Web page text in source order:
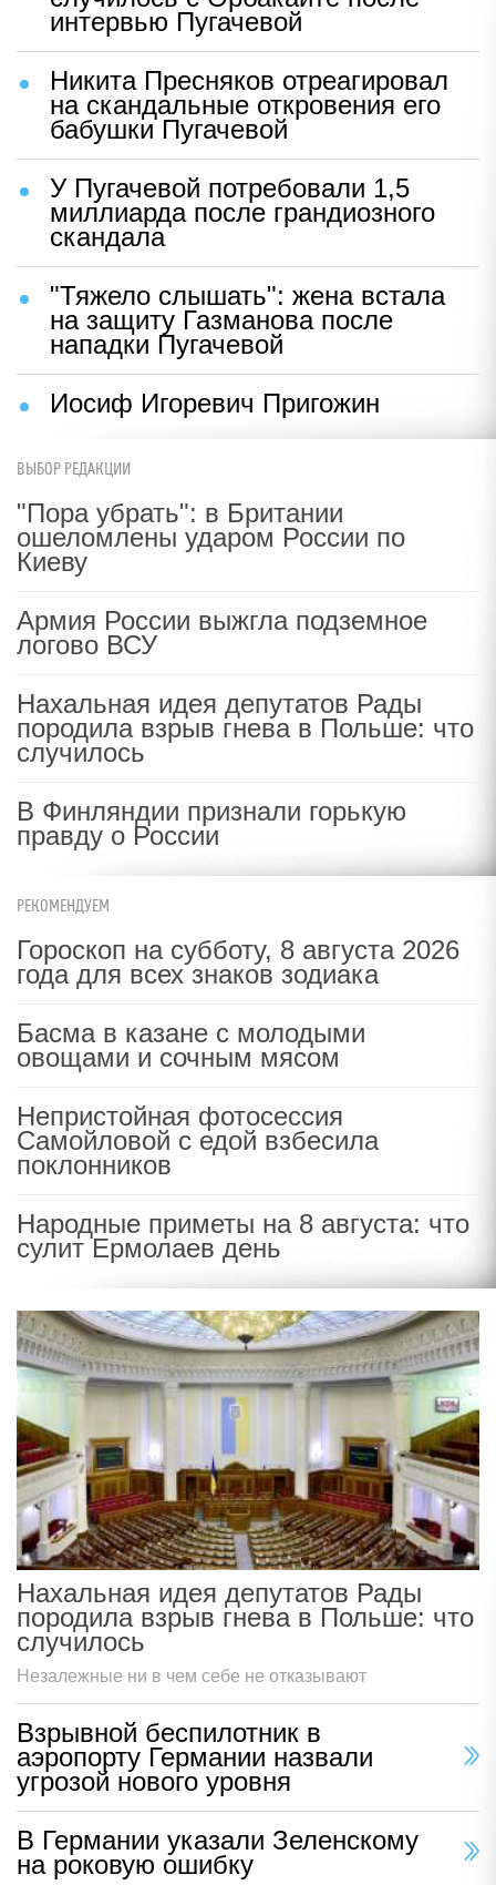
интервью Пугачевой
Никита Пресняков отреагировал
на скандальные откровения его
бабушки Пугачевой
У Пугачевой потребовали 1,5
миллиарда после грандиозного
скандала
"Тяжело слышать": жена встала
на защиту Газманова после
нападки Пугачевой
Иосиф Игоревич Пригожин
ВЫБОР РЕДАКЦИИ
"Пора убрать": в Британии
ошеломлены ударом России по
Киеву
Армия России выжгла подземное
логово ВСУ
Нахальная идея депутатов Рады
породила взрыв гнева в Польше: что
случилось
В Финляндии признали горькую
правду о России
РЕКОМЕНДУЕМ
Гороскоп на субботу, 8 августа 2026
года для всех знаков зодиака
Басма в казане с молодыми
овощами и сочным мясом
Непристойная фотосессия
Самойловой с едой взбесила
поклонников
Народные приметы на 8 августа: что
сулит Ермолаев день
Нахальная идея депутатов Рады
породила взрыв гнева в Польше: что
случилось
Незалежные ни в чем себе не отказывают
Взрывной беспилотник в
аэропорту Германии назвали
угрозой нового уровня
В Германии указали Зеленскому
на роковую ошибку